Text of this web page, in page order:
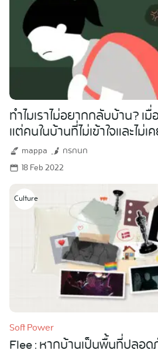
ทำไมเราไม่อยากกลับบ้าน? เ
แต่คนในบ้านที่ไม่เข้าใจและไม่เ
mappa
กรกนก
18 Feb 2022
Culture
Soft Power